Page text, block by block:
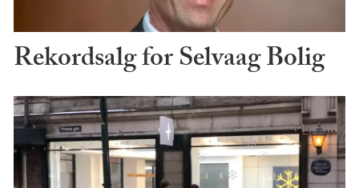
Rekordsalg for Selvaag Bolig